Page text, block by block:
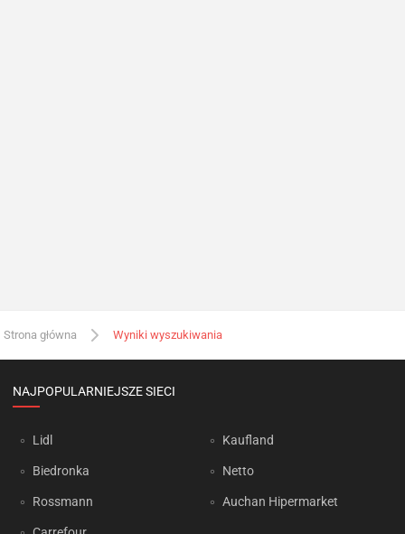
Strona główna Wyniki wyszukiwania
NAJPOPULARNIEJSZE SIECI
Lidl
Biedronka
Rossmann
Kaufland
Netto
Auchan Hipermarket